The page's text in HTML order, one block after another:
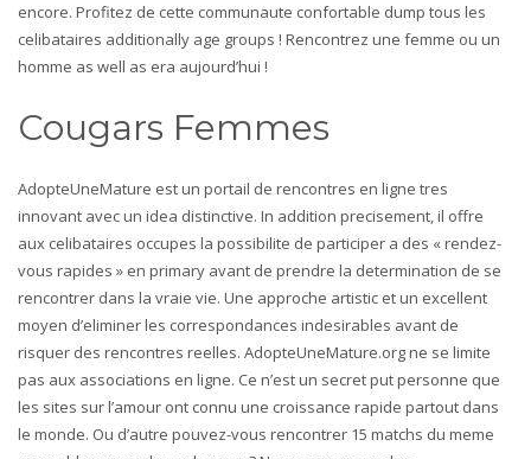
encore. Profitez de cette communaute confortable dump tous les
celibataires additionally age groups ! Rencontrez une femme ou un
homme as well as era aujourd’hui !
Cougars Femmes
AdopteUneMature est un portail de rencontres en ligne tres
innovant avec un idea distinctive. In addition precisement, il offre
aux celibataires occupes la possibilite de participer a des « rendez-
vous rapides » en primary avant de prendre la determination de se
rencontrer dans la vraie vie. Une approche artistic et un excellent
moyen d’eliminer les correspondances indesirables avant de
risquer des rencontres reelles. AdopteUneMature.org ne se limite
pas aux associations en ligne. Ce n’est un secret put personne que
les sites sur l’amour ont connu une croissance rapide partout dans
le monde. Ou d’autre pouvez-vous rencontrer 15 matchs du meme